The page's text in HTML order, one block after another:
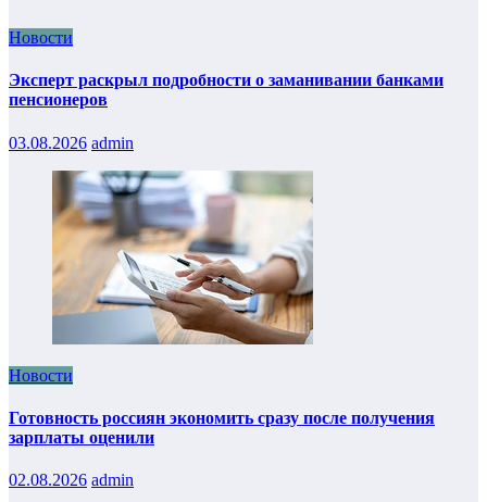
Новости
Эксперт раскрыл подробности о заманивании банками
пенсионеров
03.08.2026 admin
Новости
Готовность россиян экономить сразу после получения
зарплаты оценили
02.08.2026 admin